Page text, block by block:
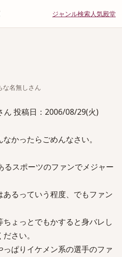
ジャンル検索人気殿堂
名無しさん
ん 投稿日：2006/08/29(火)
かったらごめんなさい。
るスポーツのファンでメジャー
るっていう程度、でもファン
ょっとでもかすると身バレし
さい。
ぱりイケメン系の選手のファ